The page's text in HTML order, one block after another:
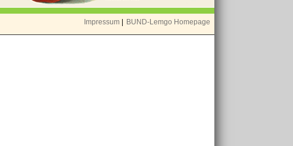
Impressum BUND-Lemgo Homepage